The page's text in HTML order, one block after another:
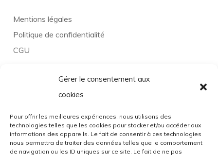
Gérer le consentement aux
cookies
Pour offrir les meilleures expériences, nous utilisons des
technologies telles que les cookies pour stocker et/ou accéder aux
informations des appareils. Le fait de consentir à ces technologies
nous permettra de traiter des données telles que le comportement
de navigation ou les ID uniques sur ce site. Le fait de ne pas
Mentions légales
Politique de confidentialité
CGU
5 rue Joseph Carpaye,
97490 Sainte Clotilde
06 93 97 38 92